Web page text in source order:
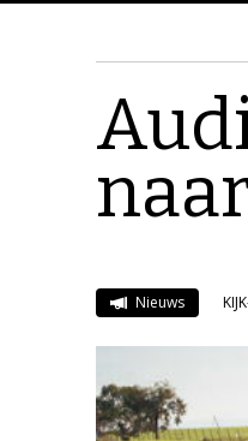
Nieuws